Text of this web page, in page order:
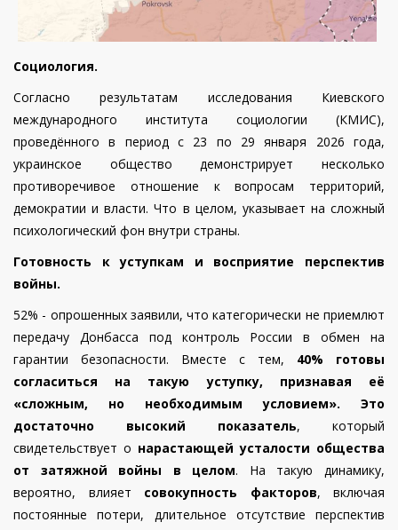
Социология.
Согласно результатам исследования Киевского
международного института социологии (КМИС),
проведённого в период с 23 по 29 января 2026 года,
украинское общество демонстрирует несколько
противоречивое отношение к вопросам территорий,
демократии и власти. Что в целом, указывает на сложный
психологический фон внутри страны.
Готовность к уступкам и восприятие перспектив
войны.
52% - опрошенных заявили, что категорически не приемлют
передачу Донбасса под контроль России в обмен на
гарантии безопасности. Вместе с тем, 40% готовы
согласиться на такую уступку, признавая её
«сложным, но необходимым условием».
Это
достаточно высокий показатель, который
свидетельствует о нарастающей усталости общества
от затяжной войны в целом. На такую динамику,
вероятно, влияет совокупность факторов, включая
постоянные потери, длительное отсутствие перспектив